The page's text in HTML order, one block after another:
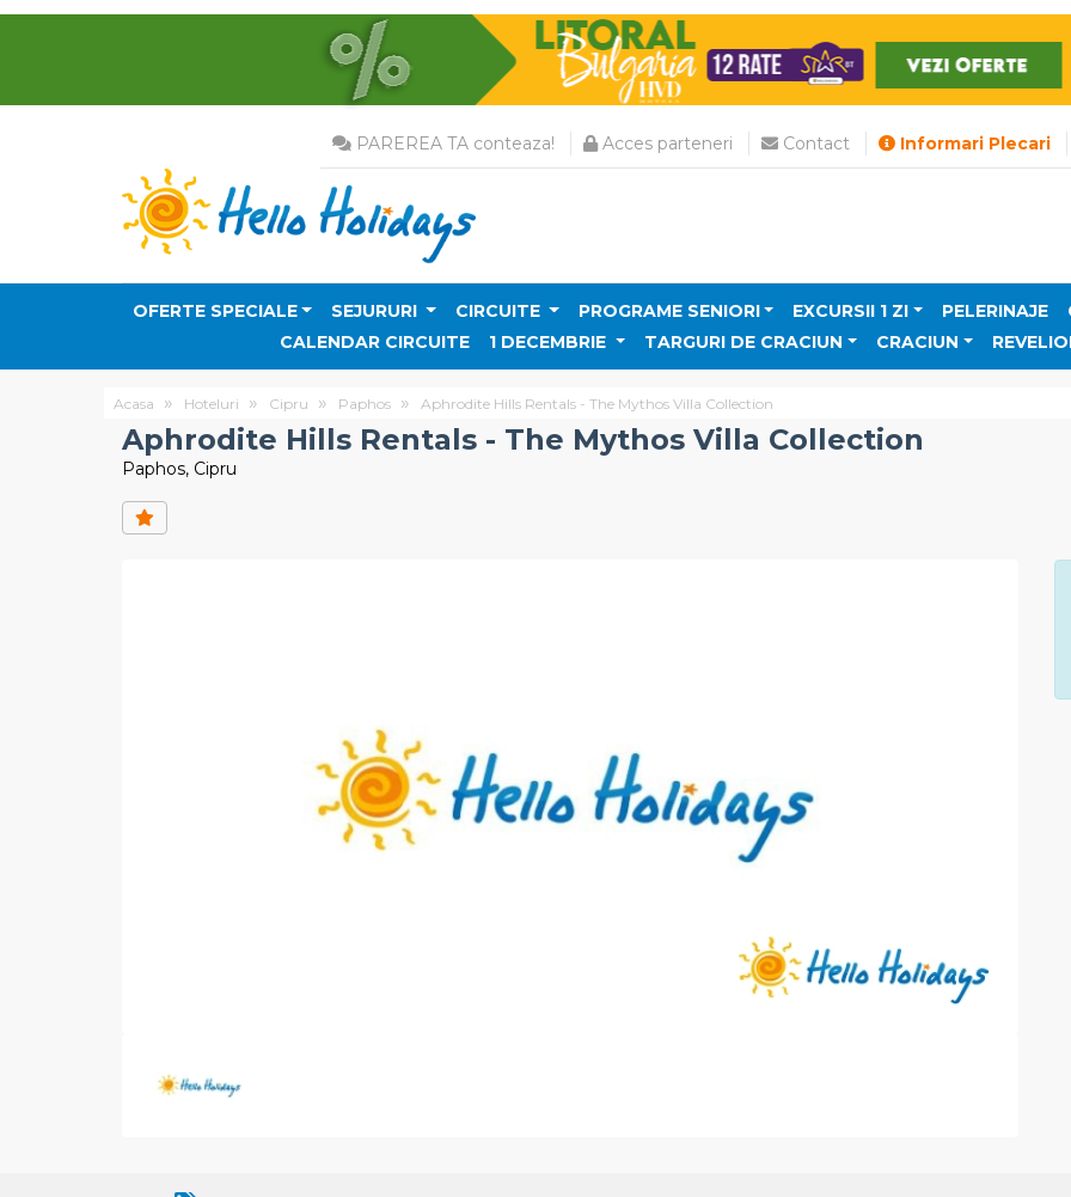
PAREREA TA conteaza! Acces parteneri Contact Informari Plecari
OFERTE SPECIALE SEJURURI CIRCUITE PROGRAME SENIORI EXCURSII 1 ZI PELERINAJE
CALENDAR CIRCUITE
1 DECEMBRIE TARGURI DE CRACIUN CRACIUN
Acasa Hoteluri Cipru Paphos Aphrodite Hills Rentals - The Mythos Villa Collection
Aphrodite Hills Rentals - The Mythos Villa Collection
Paphos, Cipru